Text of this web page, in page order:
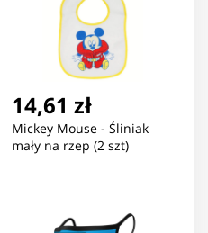
14,61 zł
Mickey Mouse - Śliniak
mały na rzep (2 szt)